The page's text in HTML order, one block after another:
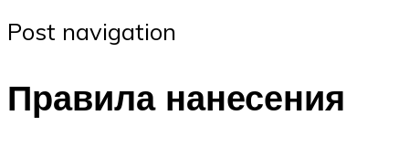
Post navigation
Правила нанесения